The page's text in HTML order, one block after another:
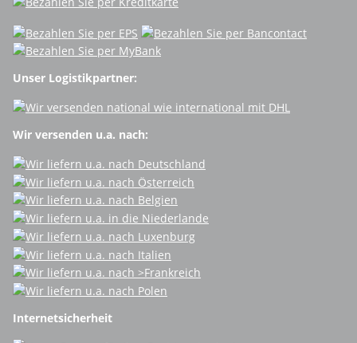
Unser Logistikpartner:
Wir versenden u.a. nach:
Internetsicherheit